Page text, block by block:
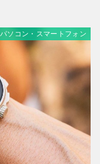
パソコン・スマートフォン